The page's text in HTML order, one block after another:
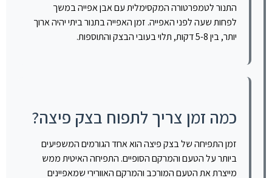
התנור לטמפרטורה המקסימלית עם אבן אפייה במשך
לפחות שעה לפני האפייה. זמן האפייה בתנור ביתי יהיה ארוך
יותר, בין 5-8 דקות, תלוי בעובי הבצק והתוספות.
כמה זמן צריך לתפוח בצק פיצה?
זמן התפיחה של בצק פיצה הוא אחד הגורמים המשפיעים
ביותר על הטעם והמרקם הסופיים. התפיחה האיטית ממש
מייצרת את הטעם המורכב והמרקם האוורירי שמאפיינים